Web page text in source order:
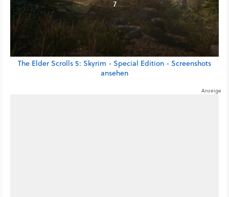
7
The Elder Scrolls 5: Skyrim - Special Edition - Screenshots
ansehen